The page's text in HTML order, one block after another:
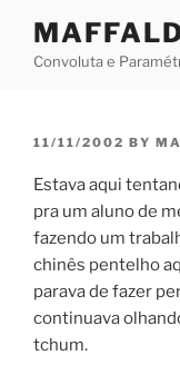
contentConvoluta e
POSTED
11/11/2002 BY
Estava aqui
pra um aluno de
fazendo um
chinês pentelho
parava de fazer
continuava
tchum.